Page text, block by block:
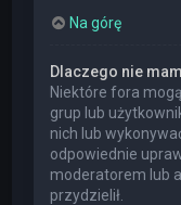
Na górę
Dlaczego nie
Niektóre fora
grup lub
nich lub
odpowiednie
moderatorem lub
przydzielił.